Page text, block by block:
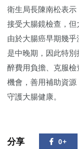
衛生局長陳南松表
接受大腸鏡檢查，但
由於大腸癌早期幾
是中晚期，因此特
醉費用負擔、克服
機會，善用補助資源
守護大腸健康。
分享 0+